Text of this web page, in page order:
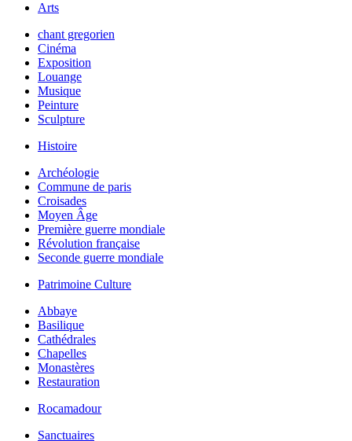
Arts
chant gregorien
Cinéma
Exposition
Louange
Musique
Peinture
Sculpture
Histoire
Archéologie
Commune de paris
Croisades
Moyen Âge
Première guerre mondiale
Révolution française
Seconde guerre mondiale
Patrimoine Culture
Abbaye
Basilique
Cathédrales
Chapelles
Monastères
Restauration
Rocamadour
Sanctuaires